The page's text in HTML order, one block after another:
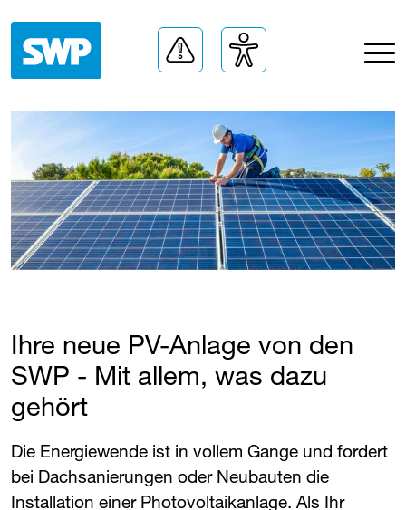
Ihre neue PV-Anlage von den ​
SWP ​ - Mit allem, was dazu
gehört
Die Energiewende ist in vollem Gange und fordert
bei Dachsanierungen oder Neubauten die
Installation einer Photovoltaikanlage. Als Ihr